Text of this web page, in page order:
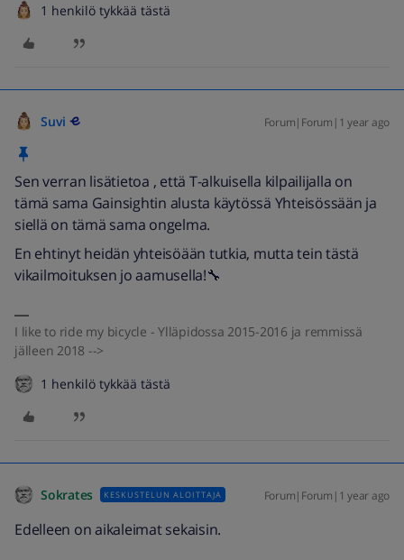
1 henkilö tykkää tästä
Suvi Forum|Forum|1 year ago
Sen verran lisätietoa , että T-alkuisella kilpailijalla on
tämä sama Gainsightin alusta käytössä Yhteisössään ja
siellä on tämä sama ongelma.
En ehtinyt heidän yhteisöään tutkia, mutta tein tästä
vikailmoituksen jo aamusella!🔧
I like to ride my bicycle - Ylläpidossa 2015-2016 ja remmissä
jälleen 2018 -->
1 henkilö tykkää tästä
Sokrates KESKUSTELUN ALOITTAJA Forum|Forum|1 year ago
Edelleen on aikaleimat sekaisin.